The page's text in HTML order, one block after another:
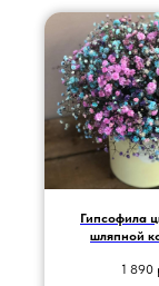
Гипсофила
шляпной
1 890